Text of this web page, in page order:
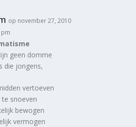
op november 27, 2010
geen domme
die jongens,
vertoeven
snoeven
bewogen
vermogen